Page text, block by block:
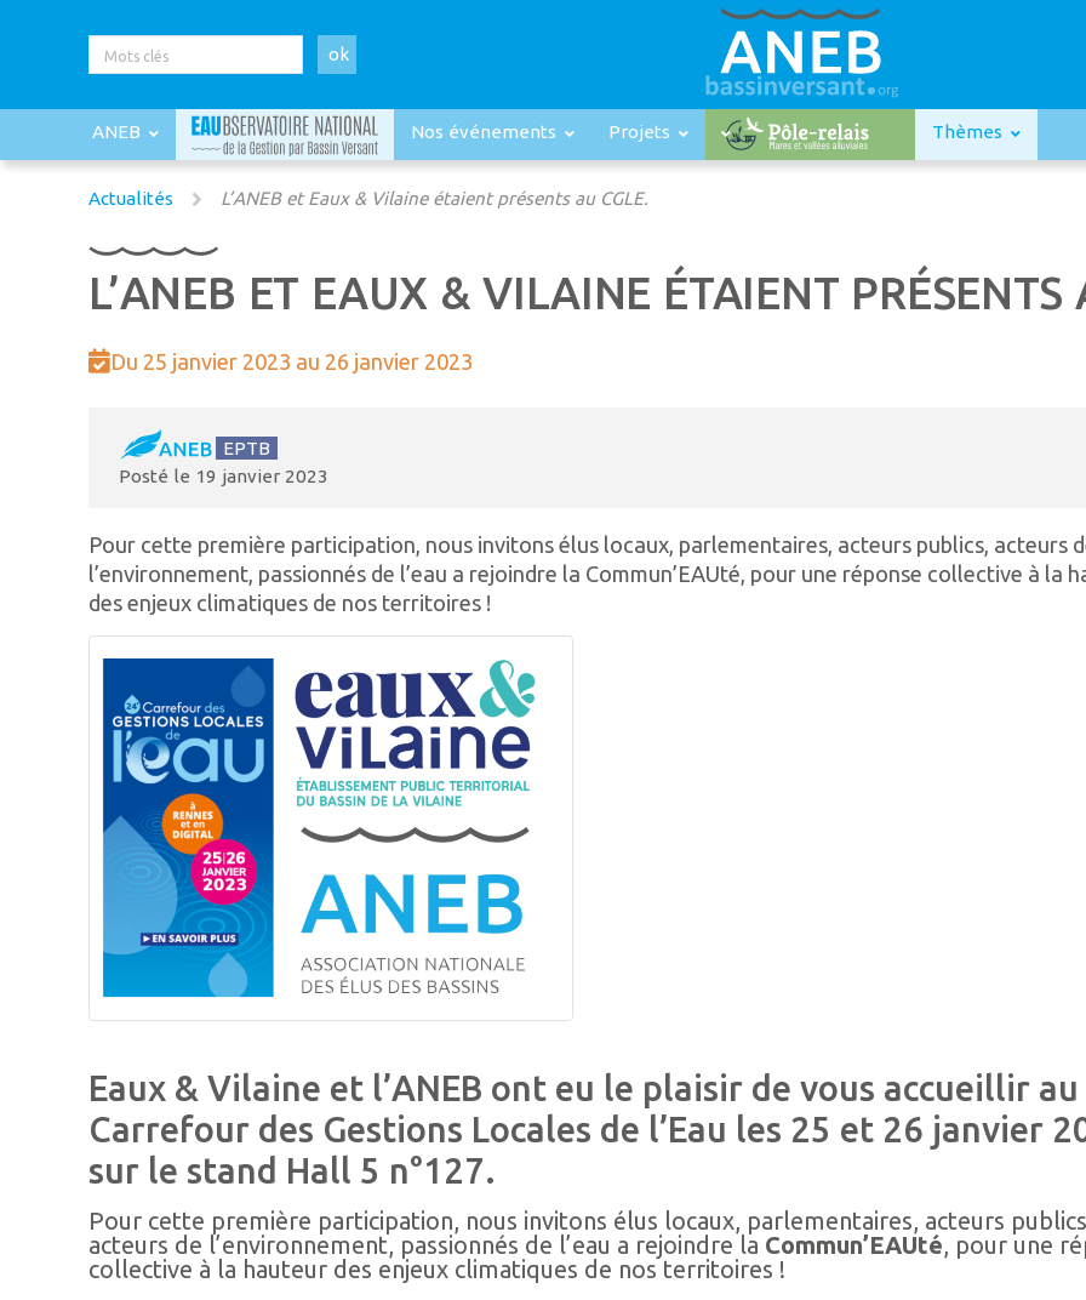
ok
ANEB Nos événements Projets Thèmes
Actualités L’ANEB et Eaux & Vilaine étaient présents au CGLE.
L’ANEB ET EAUX & VILAINE ÉTAIENT PRÉSENTS
Du 25 janvier 2023 au 26 janvier 2023
EPTB
Posté le 19 janvier 2023
Pour cette première participation, nous invitons élus locaux, parlementaires, acteurs publics, acteurs
l’environnement, passionnés de l’eau a rejoindre la Commun’EAUté, pour une réponse collective à la
des enjeux climatiques de nos territoires !
Eaux & Vilaine et l’ANEB ont eu le plaisir de vous accueillir au
Carrefour des Gestions Locales de l’Eau les 25 et 26 janvier
sur le stand Hall 5 n°127.
Pour cette première participation, nous invitons élus locaux, parlementaires, acteurs
acteurs de l’environnement, passionnés de l’eau a rejoindre la Commun’EAUté, pour une
collective à la hauteur des enjeux climatiques de nos territoires !